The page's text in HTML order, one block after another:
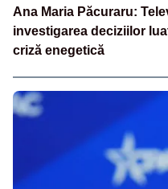
Ana Maria Păcuraru:
investigarea deciziilor
criză enegetică